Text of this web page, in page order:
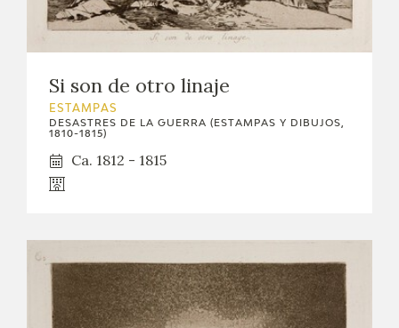
Si son de otro linaje
ESTAMPAS
DESASTRES DE LA GUERRA (ESTAMPAS Y DIBUJOS,
1810-1815)
Ca. 1812 - 1815